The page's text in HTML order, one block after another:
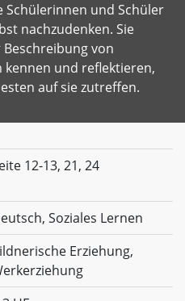
Schülerinnen und Schüler
nachzudenken. Sie
von
kennen und reflektieren,
auf sie zutreffen.
12-13, 21, 24
Soziales Lernen
Erziehung,